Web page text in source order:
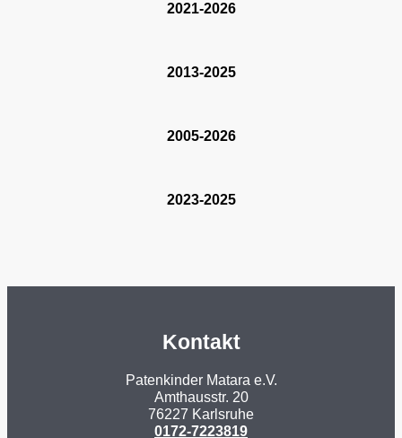
2021-2026
2013-2025
2005-2026
2023-2025
Kontakt
Patenkinder Matara e.V.
Amthausstr. 20
76227 Karlsruhe
0172-7223819